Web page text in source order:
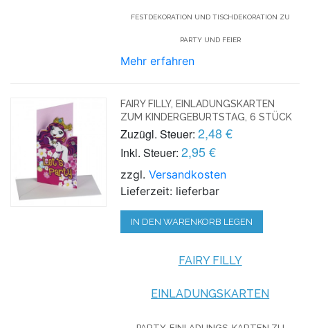
FESTDEKORATION UND TISCHDEKORATION ZU
PARTY UND FEIER
Mehr erfahren
FAIRY FILLY, EINLADUNGSKARTEN
ZUM KINDERGEBURTSTAG, 6 STÜCK
Zuzügl. Steuer: 2,48 €
Inkl. Steuer: 2,95 €
zzgl.Versandkosten
Lieferzeit: lieferbar
IN DEN WARENKORB LEGEN
FAIRY FILLY
EINLADUNGSKARTEN